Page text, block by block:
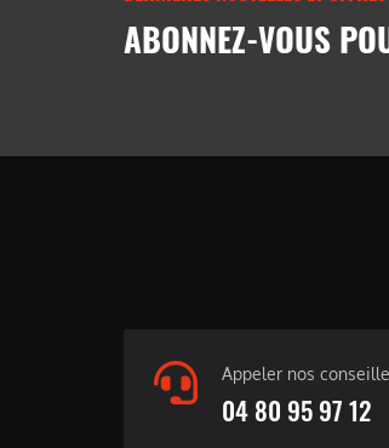
ABONNEZ-VOUS
Appeler nos
04 80 95 97 12